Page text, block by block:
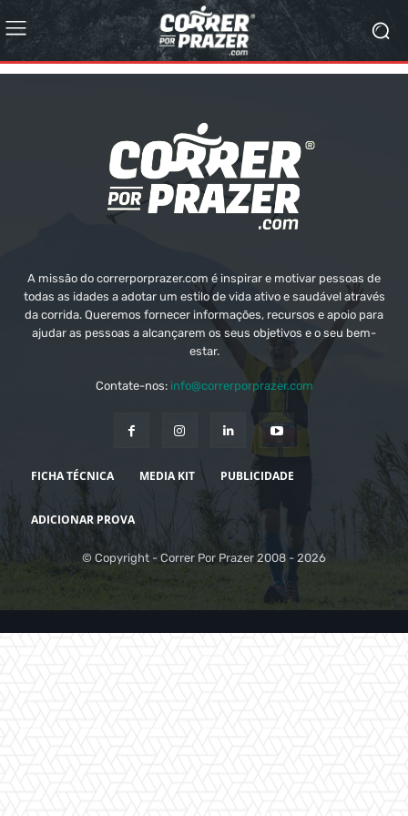
A missão do correrporprazer.com é inspirar e motivar pessoas de
todas as idades a adotar um estilo de vida ativo e saudável através
da corrida. Queremos fornecer informações, recursos e apoio para
ajudar as pessoas a alcançarem os seus objetivos e o seu bem-
estar.
Contate-nos: info@correrporprazer.com
FICHA TÉCNICA MEDIA KIT PUBLICIDADE
ADICIONAR PROVA
© Copyright - Correr Por Prazer 2008 - 2026